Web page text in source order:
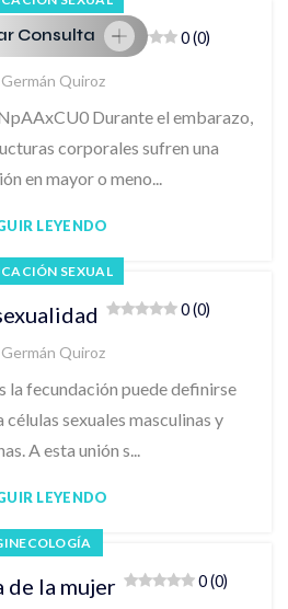
Consulta 0 (0)
Germán Quiroz
Durante el embarazo,
corporales sufren una
en mayor o meno...
LEYENDO
SEXUAL
0 (0)
Germán Quiroz
la fecundación puede definirse
células sexuales masculinas y
A esta unión s...
LEYENDO
de la mujer 0 (0)